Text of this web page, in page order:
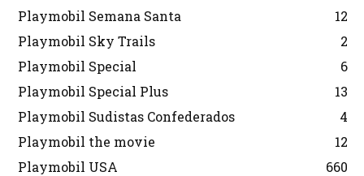
Playmobil Semana Santa
12
Playmobil Sky Trails
2
Playmobil Special
6
Playmobil Special Plus
13
Playmobil Sudistas Confederados
4
Playmobil the movie
12
Playmobil USA
660